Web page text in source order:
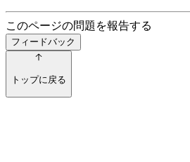
このページの問題を報告する
フィードバック
トップに戻る